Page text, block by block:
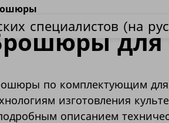
специалистов (на
для
по комплектующим для
изготовления
описанием